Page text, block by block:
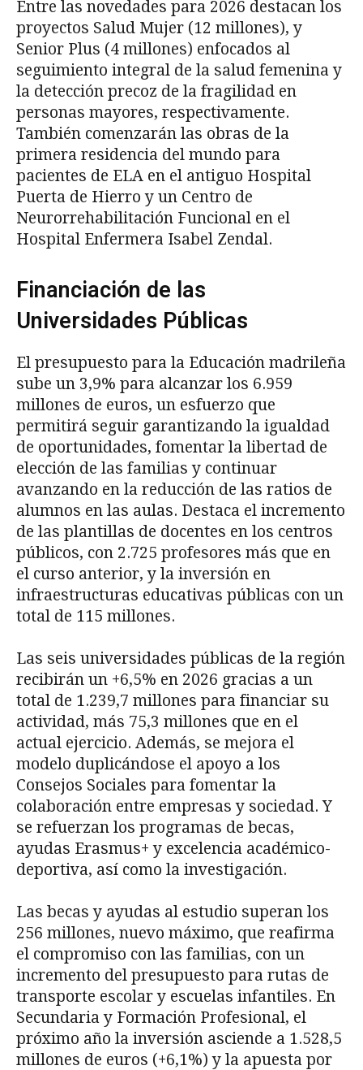
Entre las novedades para 2026 destacan los
proyectos Salud Mujer (12 millones), y
Senior Plus (4 millones) enfocados al
seguimiento integral de la salud femenina y
la detección precoz de la fragilidad en
personas mayores, respectivamente.
También comenzarán las obras de la
primera residencia del mundo para
pacientes de ELA en el antiguo Hospital
Puerta de Hierro y un Centro de
Neurorrehabilitación Funcional en el
Hospital Enfermera Isabel Zendal.
Financiación de las
Universidades Públicas
El presupuesto para la Educación madrileña
sube un 3,9% para alcanzar los 6.959
millones de euros, un esfuerzo que
permitirá seguir garantizando la igualdad
de oportunidades, fomentar la libertad de
elección de las familias y continuar
avanzando en la reducción de las ratios de
alumnos en las aulas. Destaca el incremento
de las plantillas de docentes en los centros
públicos, con 2.725 profesores más que en
el curso anterior, y la inversión en
infraestructuras educativas públicas con un
total de 115 millones.
Las seis universidades públicas de la región
recibirán un +6,5% en 2026 gracias a un
total de 1.239,7 millones para financiar su
actividad, más 75,3 millones que en el
actual ejercicio. Además, se mejora el
modelo duplicándose el apoyo a los
Consejos Sociales para fomentar la
colaboración entre empresas y sociedad. Y
se refuerzan los programas de becas,
ayudas Erasmus+ y excelencia académico-
deportiva, así como la investigación.
Las becas y ayudas al estudio superan los
256 millones, nuevo máximo, que reafirma
el compromiso con las familias, con un
incremento del presupuesto para rutas de
transporte escolar y escuelas infantiles. En
Secundaria y Formación Profesional, el
próximo año la inversión asciende a 1.528,5
millones de euros (+6,1%) y la apuesta por